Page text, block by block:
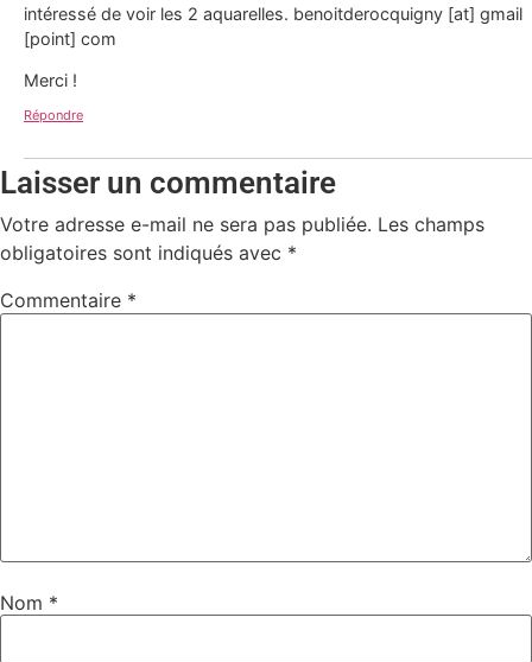
intéressé de voir les 2 aquarelles. benoitderocquigny [at] gmail
[point] com
Merci !
Répondre
Laisser un commentaire
Votre adresse e-mail ne sera pas publiée. Les champs
obligatoires sont indiqués avec *
Commentaire *
Nom *